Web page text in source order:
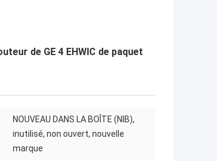
de GE 4 EHWIC de paquet
NOUVEAU DANS LA BOÎTE (NIB),
inutilisé, non ouvert, nouvelle
marque